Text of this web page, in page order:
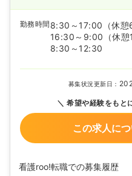
勤務時間 8:30～17:00
（休
16:30～9:00
（休
8:30～12:30
募集状況更新日：
希望や経験をもと
この求人に
看護roo!転職での募集履歴